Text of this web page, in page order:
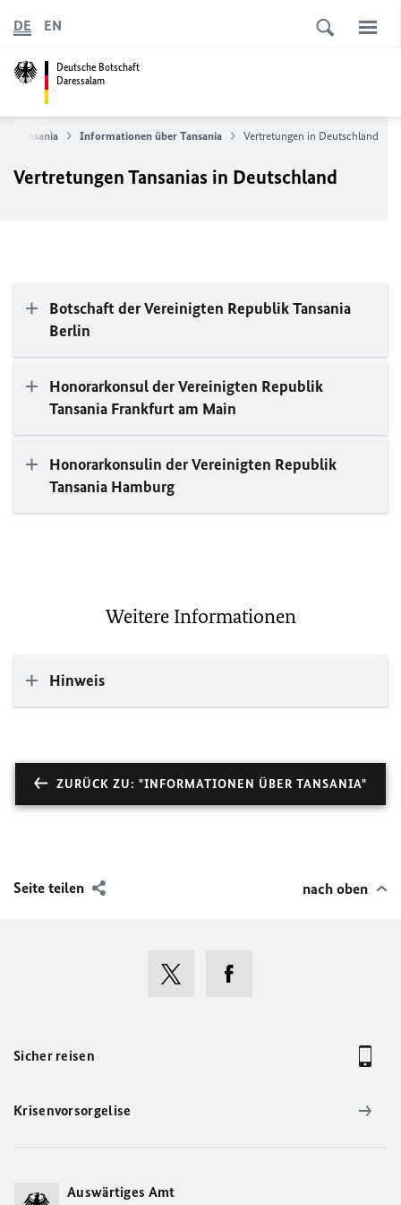
Deutsche Botschaft
Daressalam
DE EN
Tansania Informationen über Tansania Vertretungen in Deutschland
Vertretungen Tansanias in Deutschland
Botschaft der Vereinigten Republik Tansania
Berlin
Honorarkonsul der Vereinigten Republik
Tansania Frankfurt am Main
Honorarkonsulin der Vereinigten Republik
Tansania Hamburg
Weitere Informationen
Hinweis
ZURÜCK ZU: "INFORMATIONEN ÜBER TANSANIA"
Seite teilen nach oben
Sicher reisen
Krisenvorsorgelise
Auswärtiges Amt